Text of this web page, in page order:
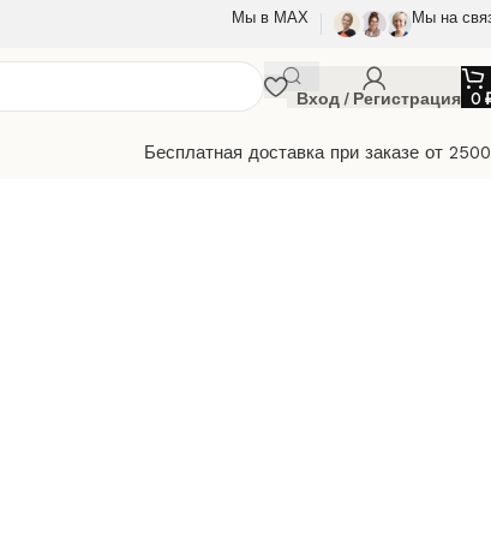
Мы в МАХ Мы на
Вход / Регистрация 0
Бесплатная доставка при заказе от